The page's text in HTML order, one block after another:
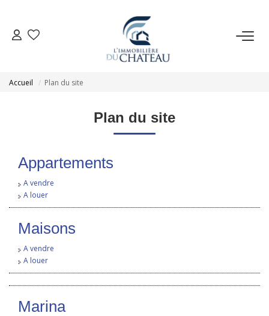
VENTE
GESTION LOCATIVE
ESTIMATION
NOTRE AGENCE
CONTACT
Accueil Plan du site
Plan du site
Appartements
A vendre
A louer
Maisons
A vendre
A louer
Marina